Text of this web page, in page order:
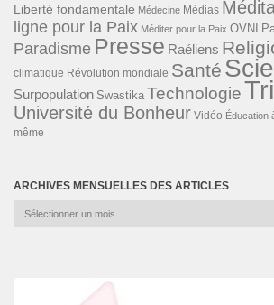
Liberté fondamentale Médecine Médias
ligne pour la Paix Méditer pour la Paix OVNI
Paradisme Presse Raéliens
climatique Révolution mondiale Santé
Surpopulation Swastika Technologie
Université du Bonheur Vidéo Éducation
même
ARCHIVES MENSUELLES DES ARTICLES
Archives